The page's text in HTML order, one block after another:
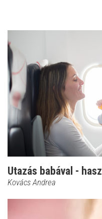
Utazás babával -
Kovács Andrea